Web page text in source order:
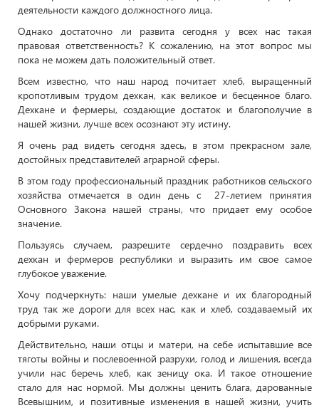
деятельности каждого должностного лица.
Однако достаточно ли развита сегодня у всех нас такая
правовая ответственность? К сожалению, на этот вопрос мы
пока не можем дать положительный ответ.
Всем известно, что наш народ почитает хлеб, выращенный
кропотливым трудом дехкан, как великое и бесценное благо.
Дехкане и фермеры, создающие достаток и благополучие в
нашей жизни, лучше всех осознают эту истину.
Я очень рад видеть сегодня здесь, в этом прекрасном зале,
достойных представителей аграрной сферы.
В этом году профессиональный праздник работников сельского
хозяйства отмечается в один день с 27-летием принятия
Основного Закона нашей страны, что придает ему особое
значение.
Пользуясь случаем, разрешите сердечно поздравить всех
дехкан и фермеров республики и выразить им свое самое
глубокое уважение.
Хочу подчеркнуть: наши умелые дехкане и их благородный
труд так же дороги для всех нас, как и хлеб, создаваемый их
добрыми руками.
Действительно, наши отцы и матери, на себе испытавшие все
тяготы войны и послевоенной разрухи, голод и лишения, всегда
учили нас беречь хлеб, как зеницу ока. И такое отношение
стало для нас нормой. Мы должны ценить блага, дарованные
Всевышним, и позитивные изменения в нашей жизни, учить